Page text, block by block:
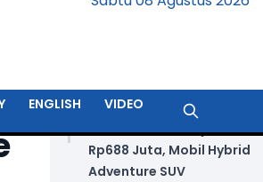
ENGLISH VIDEO
1
Jetour T2 i-DM Dijual
Rp688 Juta, Mobil Hybrid
Adventure SUV